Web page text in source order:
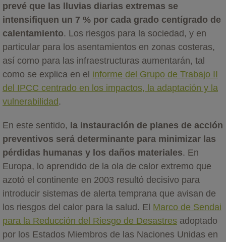
prevé que las lluvias diarias extremas se
intensifiquen un 7 % por cada grado centígrado de
calentamiento. Los riesgos para la sociedad, y en
particular para los asentamientos en zonas costeras,
así como para las infraestructuras aumentarán, tal
como se explica en el informe del Grupo de Trabajo II
del IPCC centrado en los impactos, la adaptación y la
vulnerabilidad.
En este sentido, la instauración de planes de acción
preventivos será determinante para minimizar las
pérdidas humanas y los daños materiales. En
Europa, lo aprendido de la ola de calor extremo que
azotó el continente en 2003 resultó decisivo para
introducir sistemas de alerta temprana que avisan de
los riesgos del calor para la salud. El Marco de Sendai
para la Reducción del Riesgo de Desastres adoptado
por los Estados Miembros de las Naciones Unidas en